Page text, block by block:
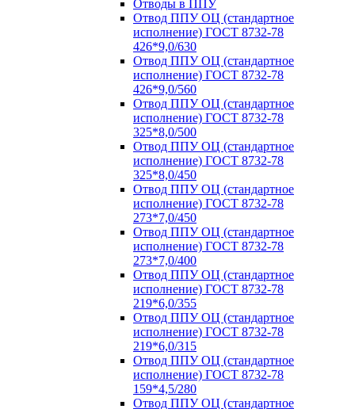
Отводы в ППУ
Отвод ППУ ОЦ (стандартное
исполнение) ГОСТ 8732-78
426*9,0/630
Отвод ППУ ОЦ (стандартное
исполнение) ГОСТ 8732-78
426*9,0/560
Отвод ППУ ОЦ (стандартное
исполнение) ГОСТ 8732-78
325*8,0/500
Отвод ППУ ОЦ (стандартное
исполнение) ГОСТ 8732-78
325*8,0/450
Отвод ППУ ОЦ (стандартное
исполнение) ГОСТ 8732-78
273*7,0/450
Отвод ППУ ОЦ (стандартное
исполнение) ГОСТ 8732-78
273*7,0/400
Отвод ППУ ОЦ (стандартное
исполнение) ГОСТ 8732-78
219*6,0/355
Отвод ППУ ОЦ (стандартное
исполнение) ГОСТ 8732-78
219*6,0/315
Отвод ППУ ОЦ (стандартное
исполнение) ГОСТ 8732-78
159*4,5/280
Отвод ППУ ОЦ (стандартное